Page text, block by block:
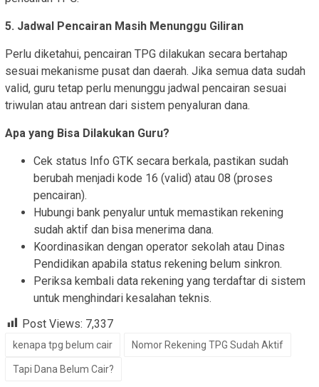
5. Jadwal Pencairan Masih Menunggu Giliran
Perlu diketahui, pencairan TPG dilakukan secara bertahap
sesuai mekanisme pusat dan daerah. Jika semua data sudah
valid, guru tetap perlu menunggu jadwal pencairan sesuai
triwulan atau antrean dari sistem penyaluran dana.
Apa yang Bisa Dilakukan Guru?
Cek status Info GTK secara berkala, pastikan sudah
berubah menjadi kode 16 (valid) atau 08 (proses
pencairan).
Hubungi bank penyalur untuk memastikan rekening
sudah aktif dan bisa menerima dana.
Koordinasikan dengan operator sekolah atau Dinas
Pendidikan apabila status rekening belum sinkron.
Periksa kembali data rekening yang terdaftar di sistem
untuk menghindari kesalahan teknis.
Post Views: 7,337
kenapa tpg belum cair Nomor Rekening TPG Sudah Aktif
Tapi Dana Belum Cair?